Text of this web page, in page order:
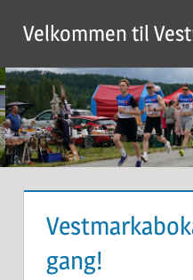
content
Velkommen til
gang!